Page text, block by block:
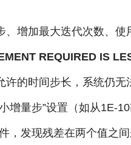
、增加最大迭代次数、使
REQUIRED IS
许的时间步长，系统仍无
增量步”设置（如从1E-
，发现残差在两个值之间